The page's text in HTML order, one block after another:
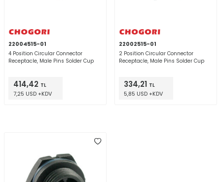
22004515-01
4 Position Circular Connector
Receptacle, Male Pins Solder Cup
414,42 TL
7,25 USD +KDV
22002515-01
2 Position Circular Connector
Receptacle, Male Pins Solder Cup
334,21 TL
5,85 USD +KDV